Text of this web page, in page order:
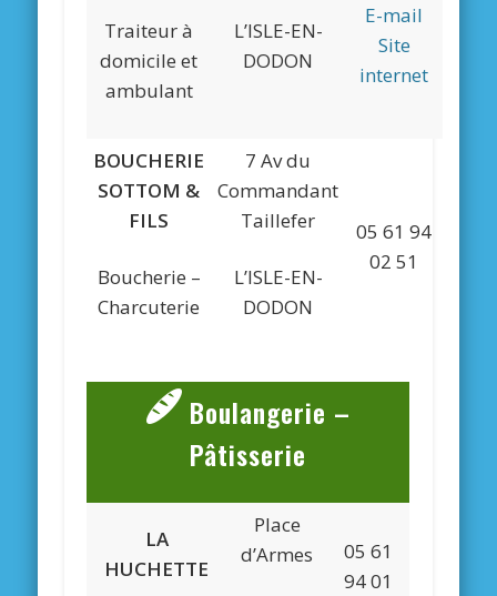
Traiteur à
domicile et
ambulant
L’ISLE-EN-
DODON
E-mail
Site
internet
BOUCHERIE
SOTTOM &
FILS
Boucherie –
Charcuterie
7 Av du
Commandant
Taillefer
L’ISLE-EN-
DODON
05 61 94
02 51
Boulangerie –
Pâtisserie
LA
HUCHETTE
Place
d’Armes
05 61
94 01